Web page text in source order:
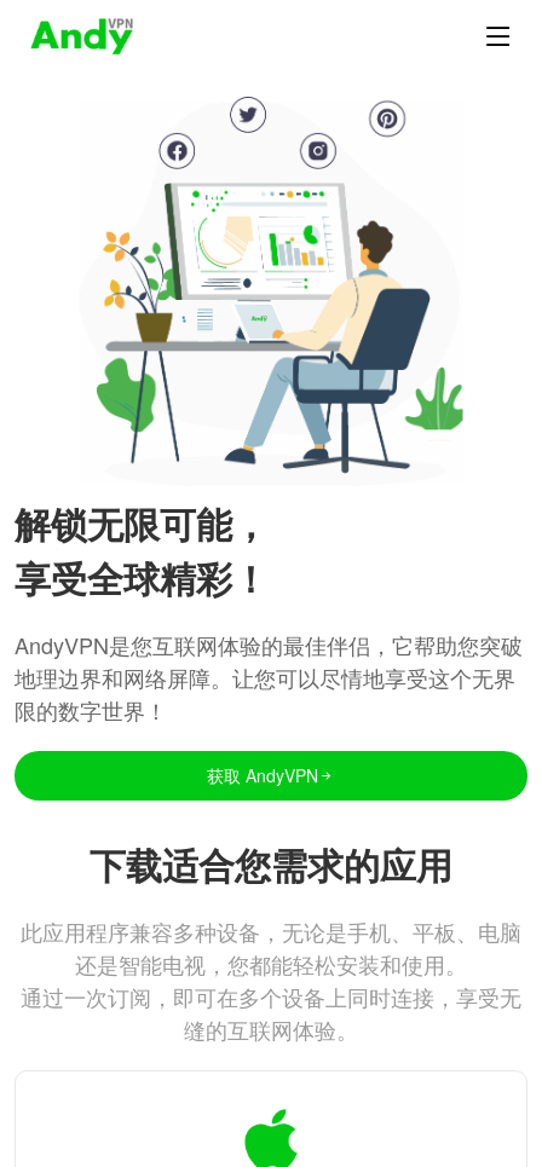
解锁无限可能，
享受全球精彩！
AndyVPN是您互联网体验的最佳伴侣，它帮助您突破
地理边界和网络屏障。让您可以尽情地享受这个无界
限的数字世界！
获取 AndyVPN
下载适合您需求的应用
此应用程序兼容多种设备，无论是手机、平板、电脑
还是智能电视，您都能轻松安装和使用。
通过一次订阅，即可在多个设备上同时连接，享受无
缝的互联网体验。